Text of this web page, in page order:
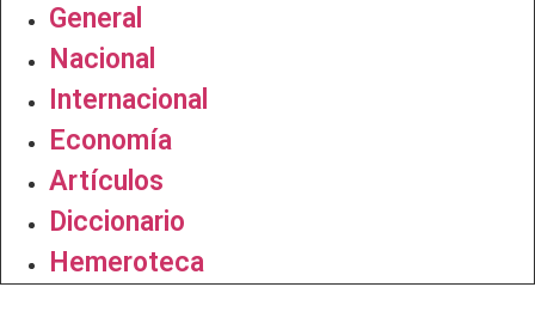
General
Nacional
Internacional
Economía
Artículos
Diccionario
Hemeroteca